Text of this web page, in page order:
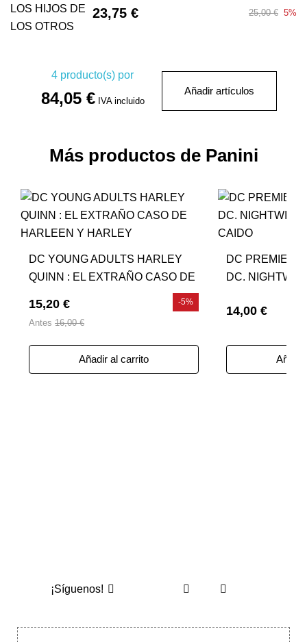
23,75 € 25,00 € 5%
4 producto(s) por
84,05 € IVA incluido
Añadir artículos
Más productos de Panini
DC YOUNG ADULTS HARLEY
QUINN : EL EXTRAÑO CASO DE
15,20 €
Antes 16,00 €
-5%
Añadir al carrito
DC
DC.
14,00 €
¡Síguenos!